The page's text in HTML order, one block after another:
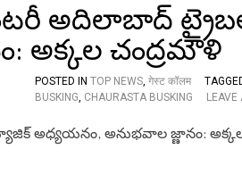
అదిలాబాద్
అక్కల చంద్రమౌళి
POSTED IN TOP NEWS, गेस्ट कॉलम
BUSKING, CHAURASTA BUSKING